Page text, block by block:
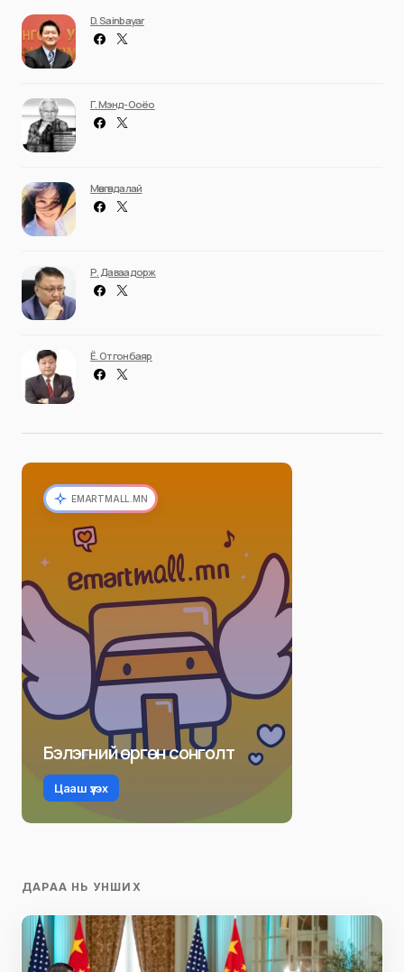
D. Sainbayar
Г. Мэнд-Ооёо
Мөнгөндалай
Р. Даваадорж
Ё. Отгонбаяр
EMARTMALL.MN
Бэлэгний өргөн сонголт
Цааш үзэх
ДАРАА НЬ УНШИХ